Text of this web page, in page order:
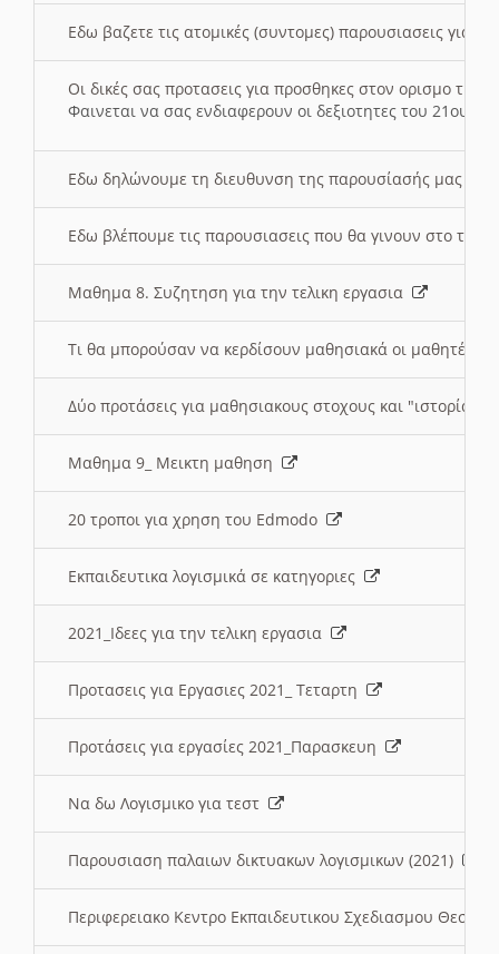
Εδω βαζετε τις ατομικές (συντομες) παρουσιασεις για
Οι δικές σας προτασεις για προσθηκες στον ορισμο
Φαινεται να σας ενδιαφερουν οι δεξιοτητες του 21ου
Εδω δηλώνουμε τη διευθυνση της παρουσίασής μας
Εδω βλέπουμε τις παρουσιασεις που θα γινουν στο
Μαθημα 8. Συζητηση για την τελικη εργασια
Τι θα μπορούσαν να κερδίσουν μαθησιακά οι μαθητές/
Δύο προτάσεις για μαθησιακους στοχους και "ιστορία"
Μαθημα 9_ Μεικτη μαθηση
20 τροποι για χρηση του Edmodo
Εκπαιδευτικα λογισμικά σε κατηγοριες
2021_Ιδεες για την τελικη εργασια
Προτασεις για Εργασιες 2021_ Τεταρτη
Προτάσεις για εργασίες 2021_Παρασκευη
Να δω Λογισμικο για τεστ
Παρουσιαση παλαιων δικτυακων λογισμικων (2021)
Περιφερειακο Κεντρο Εκπαιδευτικου Σχεδιασμου